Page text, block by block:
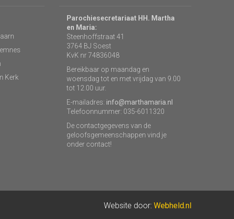
Kerk
Parochiesecretariaat HH. Martha
en Maria:
Steenhoffstraat 41
3764 BJ Soest
KvK nr 74836048
Bereikbaar op maandag en
woensdag tot en met vrijdag van 9.00
tot 12.00 uur.
E-mailadres: info@marthamaria.nl
Telefoonnummer: 035-6011320
De contactgegevens van de
geloofsgemeenschappen vind je
onder contact!
Website door: Webheld.nl